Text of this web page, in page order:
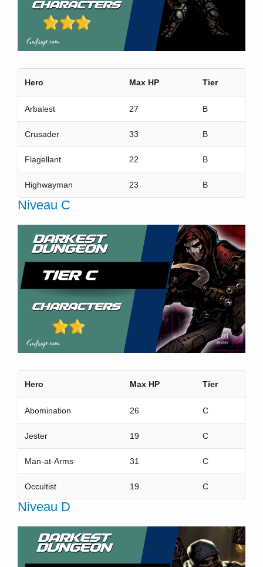
Hero Max HP Tier
Arbalest 27 B
Crusader 33 B
Flagellant 22 B
Highwayman 23 B
Niveau C
Hero Max HP Tier
Abomination 26 C
Jester 19 C
Man-at-Arms 31 C
Occultist 19 C
Niveau D